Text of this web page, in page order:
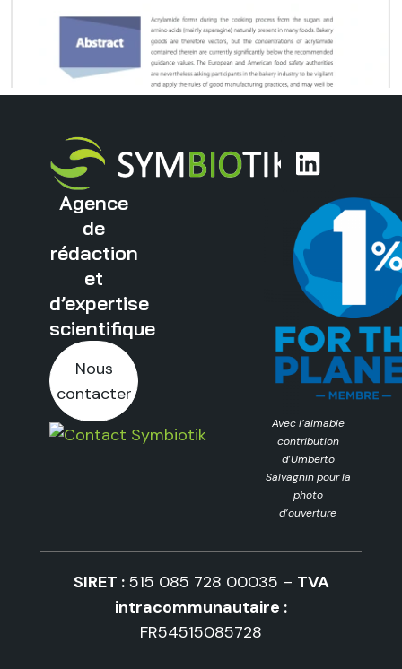
Agence
de
rédaction
et
d’expertise
scientifique
Nous
contacter
Avec l’aimable
contribution
d’Umberto
Salvagnin pour la
photo
d’ouverture
SIRET :515 085 728 00035 – TVA
intracommunautaire :
FR54515085728